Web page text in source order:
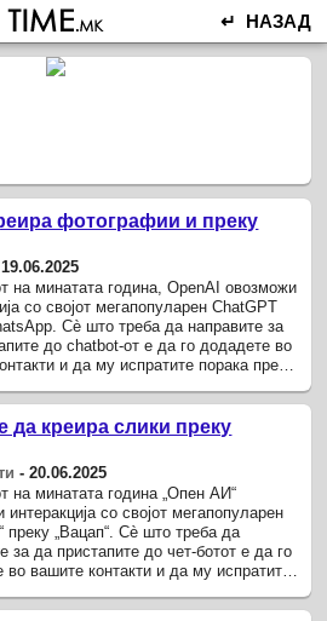
↵ НАЗАД
фотографии и преку
19.06.2025
на минатата година, OpenAI овозможи
со својот мегапопуларен ChatGPT
Сè што треба да направите за
до chatbot-от е да го додадете во
и да му испратите порака преку
да креира слики преку
-20.06.2025
на минатата година „Опен АИ“
интеракција со својот мегапопуларен
преку „Вацап“. Сè што треба да
за да пристапите до чет-ботот е да го
во вашите контакти и да му испратите